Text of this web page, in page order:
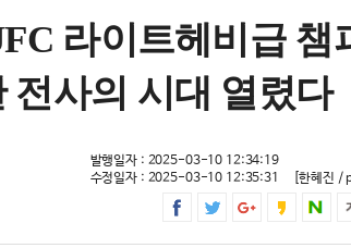
라이트헤비급 챔
사의 시대 열렸다
발행일자 : 2025-03-10 12:34:19
수정일자 : 2025-03-10 12:35:31
[한혜진 /